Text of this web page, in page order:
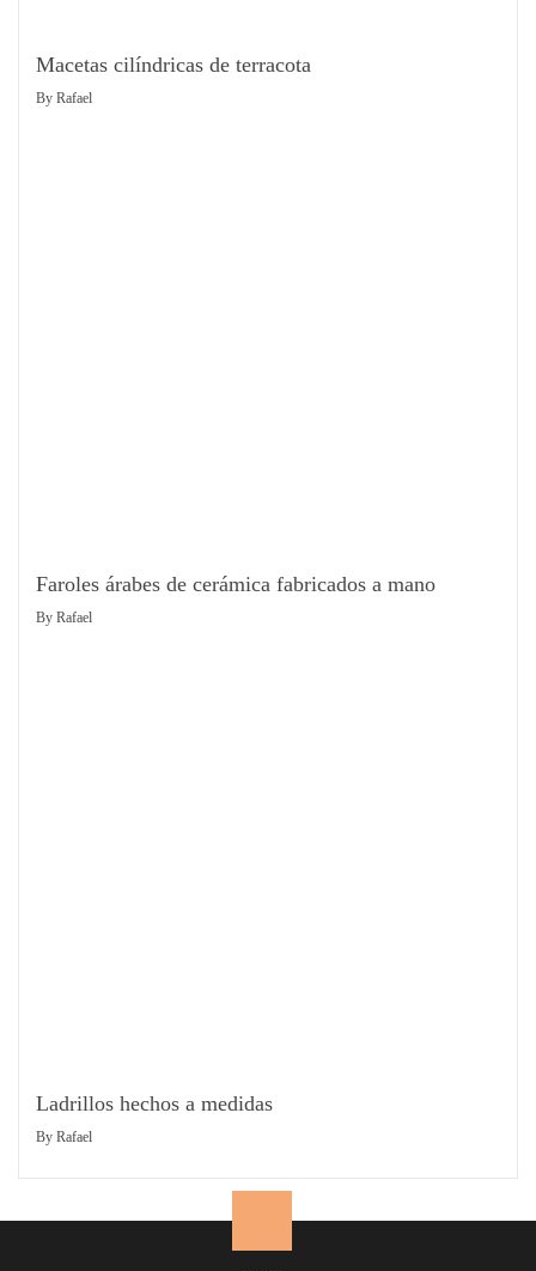
Macetas cilíndricas de terracota
By Rafael
Faroles árabes de cerámica fabricados a mano
By Rafael
Ladrillos hechos a medidas
By Rafael